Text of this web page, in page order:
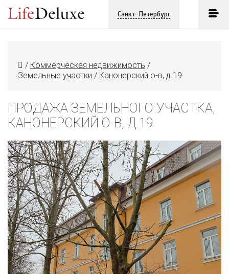
Санкт-Петербург
/ Коммерческая недвижимость /
Земельные участки / Канонерский о-в, д.19
ПРОДАЖА ЗЕМЕЛЬНОГО УЧАСТКА,
КАНОНЕРСКИЙ О-В, Д.19